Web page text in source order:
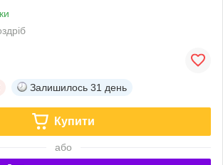
Залишилось 31 день
Купити
або